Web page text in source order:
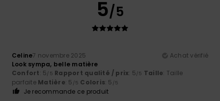
5/5
Celine7 novembre 2025
Achat vérifié
Look sympa, belle matière
Confort: 5/5 Rapport qualité / prix: 5/5 Taille: Taille
parfaite Matière: 5 /5 Coloris: 5 /5
Je recommande ce produit